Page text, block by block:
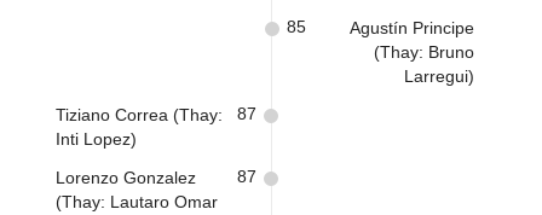
Agustín Principe
(Thay: Bruno
Larregui)
85
Tiziano Correa (Thay:
Inti Lopez)
87
Lorenzo Gonzalez
(Thay: Lautaro Omar
87